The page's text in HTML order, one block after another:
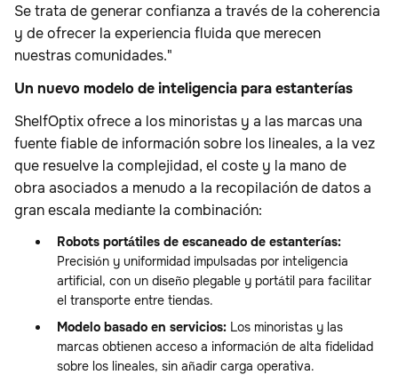
Se trata de generar confianza a través de la coherencia
y de ofrecer la experiencia fluida que merecen
nuestras comunidades."
Un nuevo modelo de inteligencia para estanterías
ShelfOptix ofrece a los minoristas y a las marcas una
fuente fiable de información sobre los lineales, a la vez
que resuelve la complejidad, el coste y la mano de
obra asociados a menudo a la recopilación de datos a
gran escala mediante la combinación:
Robots portátiles de escaneado de estanterías:
Precisión y uniformidad impulsadas por inteligencia
artificial, con un diseño plegable y portátil para facilitar
el transporte entre tiendas.
Modelo basado en servicios: Los minoristas y las
marcas obtienen acceso a información de alta fidelidad
sobre los lineales, sin añadir carga operativa.